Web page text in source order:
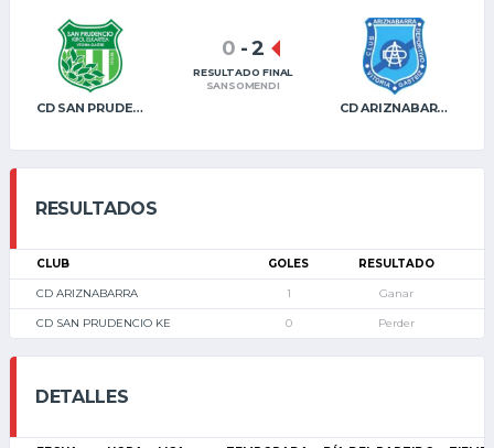
CD SAN PRUDENCIO KE CD ARIZNABARRA
0 -2
RESULTADO FINAL
SANSOMENDI
RESULTADOS
CLUB GOLES RESULTADO
CD ARIZNABARRA 1 Ganar
CD SAN PRUDENCIO KE 0 Perder
DETALLES